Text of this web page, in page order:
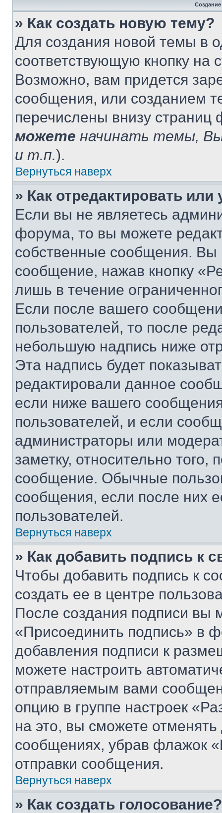
» Как создать новую тему?
Для создания новой темы в
соответствующую кнопку
Возможно, вам придется
сообщения, или созданием
перечислены внизу
можете начинать темы,
и т.п.).
Вернуться наверх
» Как отредактировать
Если вы не являетесь
форума, то вы можете
собственные сообщения. Вы
сообщение, нажав кнопку
лишь в течение
Если после вашего
пользователей, то после
небольшую надпись ниже
Эта надпись будет
редактировали данное
если ниже вашего
пользователей, и если
администраторы или
заметку, относительно
сообщение. Обычные
сообщения, если после них
пользователей.
Вернуться наверх
» Как добавить подпись к
Чтобы добавить подпись к
создать ее в центре
После создания подписи вы
«Присоединить подпись» в
добавления подписи к
можете настроить
отправляемым вами
опцию в группе настроек
на это, вы сможете
сообщениях, убрав флажок
отправки сообщения.
Вернуться наверх
» Как создать голосование?